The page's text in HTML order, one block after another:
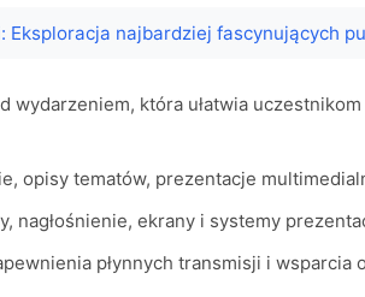
Eksploracja najbardziej fascynujących
wydarzeniem, która ułatwia
opisy tematów, prezentacje
nagłośnienie, ekrany i systemy
płynnych transmisji i wsparcia